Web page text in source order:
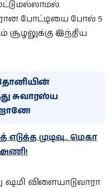
போட்டியை போல் 5
சூழலுக்கு இந்திய
சுவாரஸ்ய
முடிவு.. மெகா
அணி!
ஷமி விளையாடுவாரா